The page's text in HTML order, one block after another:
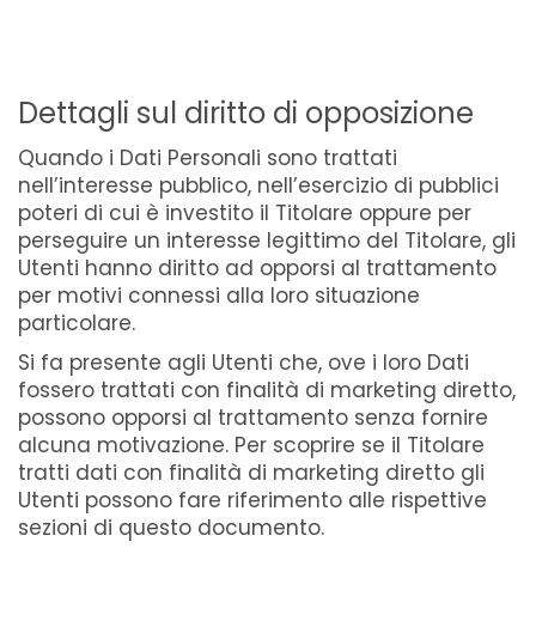
Dettagli sul diritto di opposizione
Quando i Dati Personali sono trattati
nell’interesse pubblico, nell’esercizio di pubblici
poteri di cui è investito il Titolare oppure per
perseguire un interesse legittimo del Titolare, gli
Utenti hanno diritto ad opporsi al trattamento
per motivi connessi alla loro situazione
particolare.
Si fa presente agli Utenti che, ove i loro Dati
fossero trattati con finalità di marketing diretto,
possono opporsi al trattamento senza fornire
alcuna motivazione. Per scoprire se il Titolare
tratti dati con finalità di marketing diretto gli
Utenti possono fare riferimento alle rispettive
sezioni di questo documento.